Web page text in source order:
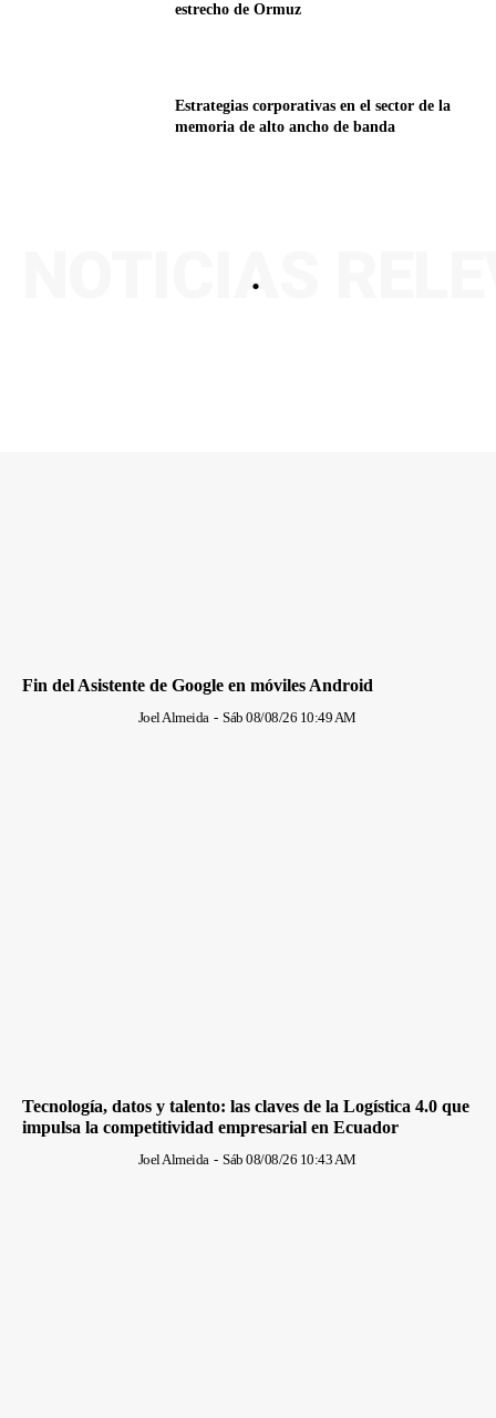
estrecho de Ormuz
Estrategias corporativas en el sector de la
memoria de alto ancho de banda
.
NOTICIAS
Fin del Asistente de Google en móviles Android
Joel Almeida - Sáb 08/08/26 10:49 AM
Tecnología, datos y talento: las claves de la Logística 4.0 que
impulsa la competitividad empresarial en Ecuador
Joel Almeida - Sáb 08/08/26 10:43 AM